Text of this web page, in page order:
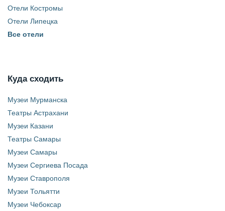
Отели Костромы
Отели Липецка
Все отели
Куда сходить
Музеи Мурманска
Театры Астрахани
Музеи Казани
Театры Самары
Музеи Самары
Музеи Сергиева Посада
Музеи Ставрополя
Музеи Тольятти
Музеи Чебоксар